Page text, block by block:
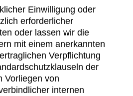
Einwilligung oder
erforderlicher
oder lassen wir die
mit einem anerkannten
Verpflichtung
der
Vorliegen von
internen